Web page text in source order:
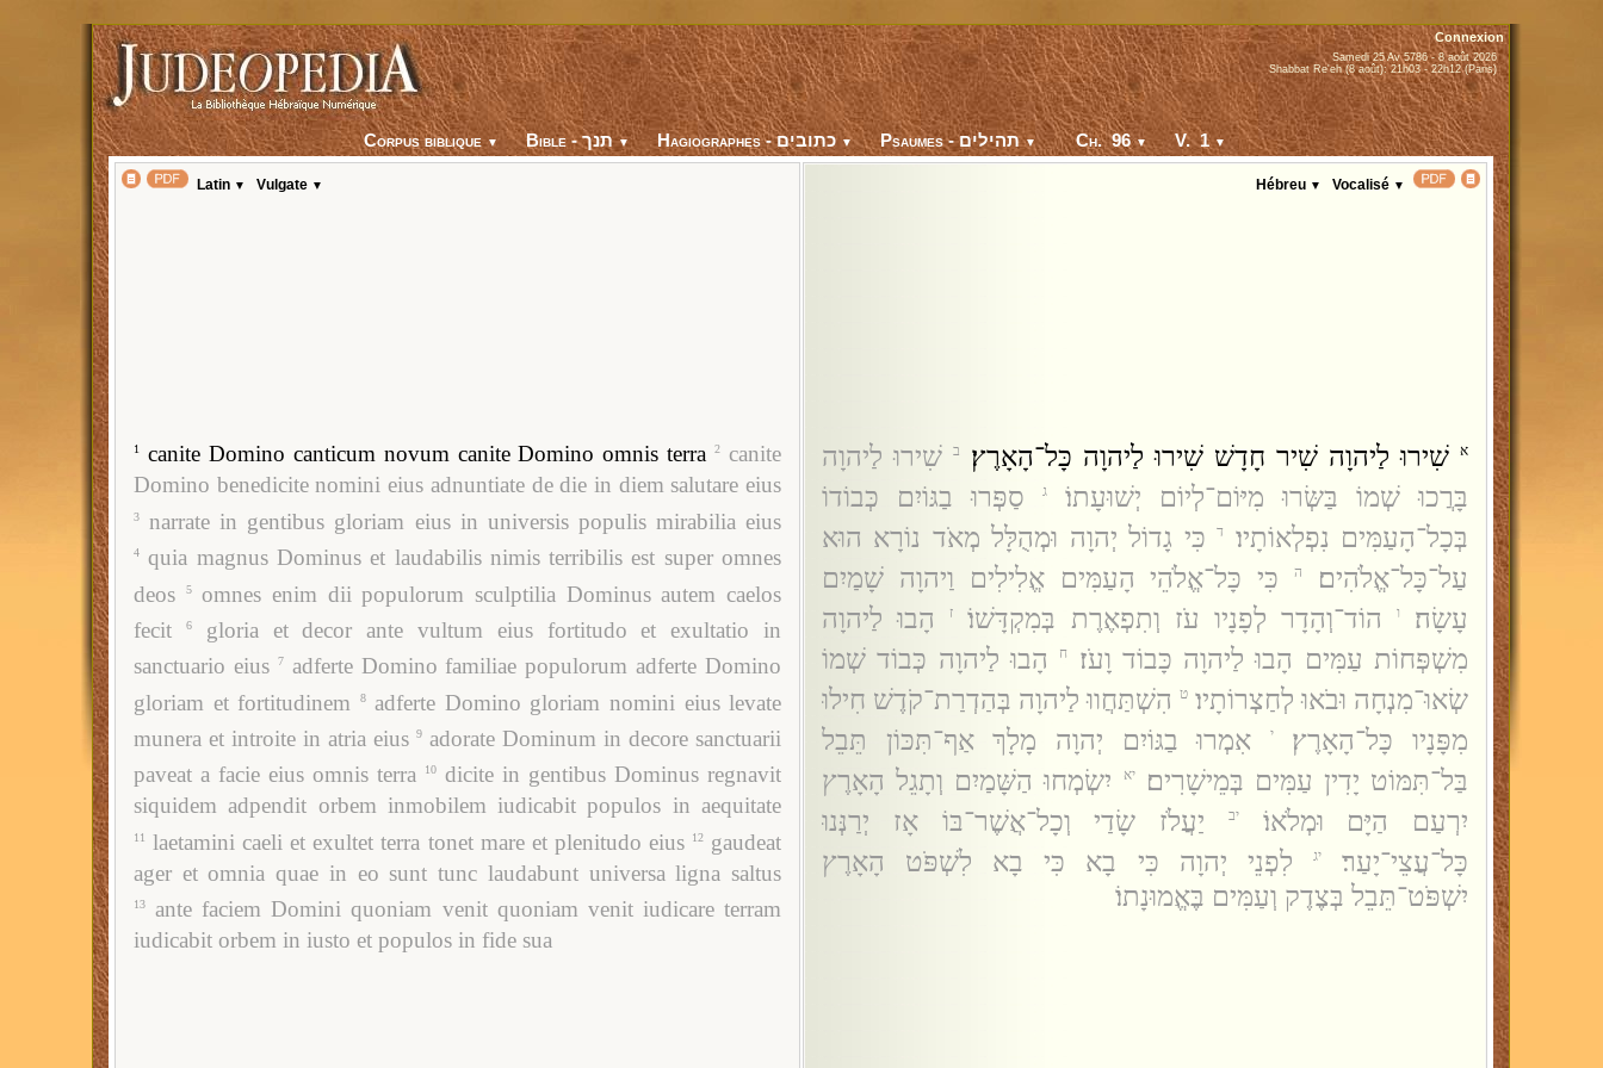
Connexion
Samedi 25 Av 5786 - 8 août 2026
Shabbat Re'eh (8 août): 21h03 - 22h12 (Paris)
Corpus biblique▼ Bible - תנך▼ Hagiographes - כתובים ▼ Psaumes - תהילים▼ Ch. 96▼ V. 1▼
Latin ▼ Vulgate ▼
1 canite Domino canticum novum canite Domino omnis terra 2
canite
Domino benedicite nomini eius adnuntiate de die in diem salutare eius
3 narrate in gentibus gloriam eius in universis populis mirabilia eius
4
quia magnus Dominus et laudabilis nimis terribilis est super omnes
deos
5
omnes enim dii populorum sculptilia Dominus autem caelos
fecit
6
gloria et decor ante vultum eius fortitudo et exultatio in
sanctuario eius
7
adferte Domino familiae populorum adferte Domino
gloriam et fortitudinem
8
adferte Domino gloriam nomini eius levate
munera et introite in atria eius 9 adorate Dominum in decore sanctuarii
paveat a facie eius omnis terra
10
dicite in gentibus Dominus regnavit
siquidem adpendit orbem inmobilem iudicabit populos in aequitate
11 laetamini caeli et exultet terra tonet mare et plenitudo eius 12
gaudeat
ager et omnia quae in eo sunt tunc laudabunt universa ligna saltus
13
ante faciem Domini quoniam venit quoniam venit iudicare terram
iudicabit orbem in iusto et populos in fide sua
Hébreu ▼ Vocalisé ▼
א שִׁירוּ לַיהוָה שִׁיר חָדָשׁ שִׁירוּ לַיהוָה כָּל־הָאָרֶץ׃ ב
שִׁירוּ לַיהוָה
בָּרֲכוּ שְׁמוֹ בַּשְּׂרוּ מִיּוֹם־לְיוֹם יְשׁוּעָתוֹ׃
ג
סַפְּרוּ בַגּוֹיִם כְּבוֹדוֹ
בְּכָל־הָעַמִּים נִפְלְאוֹתָיו׃
ד
כִּי גָדוֹל יְהוָה וּמְהֻלָּל מְאֹד נוֹרָא הוּא
עַל־כָּל־אֱלֹהִים׃
ה
כִּי כָּל־אֱלֹהֵי הָעַמִּים אֱלִילִים וַיהוָה שָׁמַיִם
עָשָׂה׃
ו הוֹד־וְהָדָר לְפָנָיו עֹז וְתִפְאֶרֶת בְּמִקְדָּשׁוֹ׃ ז
הָבוּ לַיהוָה
מִשְׁפְּחוֹת עַמִּים הָבוּ לַיהוָה כָּבוֹד וָעֹז׃
ח
הָבוּ לַיהוָה כְּבוֹד שְׁמוֹ
שְׂאוּ־מִנְחָה וּבֹאוּ לְחַצְרוֹתָיו׃ ט הִשְׁתַּחֲווּ לַיהוָה בְּהַדְרַת־קֹדֶשׁ חִילוּ
מִפָּנָיו כָּל־הָאָרֶץ׃
י
אִמְרוּ בַגּוֹיִם יְהוָה מָלָךְ אַף־תִּכּוֹן תֵּבֵל
בַּל־תִּמּוֹט יָדִין עַמִּים בְּמֵישָׁרִים׃
יא
יִשְׂמְחוּ הַשָּׁמַיִם וְתָגֵל הָאָרֶץ
יִרְעַם הַיָּם וּמְלֹאוֹ׃
יב
יַעֲלֹז שָׂדַי וְכָל־אֲשֶׁר־בּוֹ אָז יְרַנְּנוּ
כָּל־עֲצֵי־יָעַר׃
יג
לִפְנֵי יְהוָה כִּי בָא כִּי בָא לִשְׁפֹּט הָאָרֶץ
יִשְׁפֹּט־תֵּבֵל בְּצֶדֶק וְעַמִּים בֶּאֱמוּנָתוֹ׃